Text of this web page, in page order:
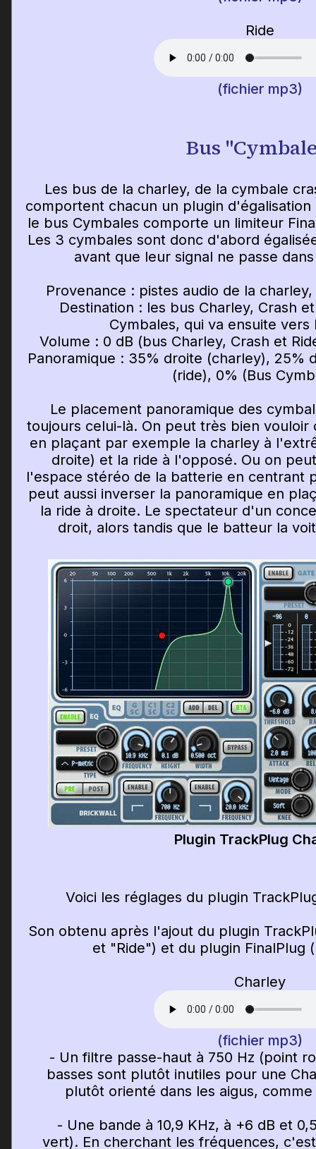
Ride
(fichier mp3)
Bus
Les bus de la charley, de la cymbale
comportent chacun un plugin
le bus Cymbales comporte un limiteur
Les 3 cymbales sont donc d'abord
avant que leur signal ne passe
Provenance : pistes audio de la
Destination : les bus Charley, Crash
Cymbales, qui va ensuite
Volume : 0 dB (bus Charley, Crash et
Panoramique : 35% droite (charley), 25%
(ride), 0% (Bus
Le placement panoramique des
toujours celui-là. On peut très bien
en plaçant par exemple la charley à
droite) et la ride à l'opposé. Ou on
l'espace stéréo de la batterie en centrant
peut aussi inverser la panoramique en
la ride à droite. Le spectateur d'un
droit, alors tandis que le batteur la
Plugin TrackPlug
Voici les réglages du plugin
Son obtenu après l'ajout du plugin
et "Ride") et du plugin FinalPlug
Charley
(fichier mp3)
- Un filtre passe-haut à 750 Hz (point
basses sont plutôt inutiles pour une
plutôt orienté dans les aigus,
- Une bande à 10,9 KHz, à +6 dB et
vert). En cherchant les fréquences,